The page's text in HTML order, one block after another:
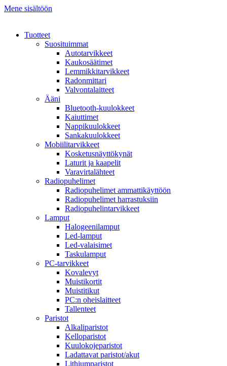
Mene sisältöön
Tuotteet
Suosituimmat
Autotarvikkeet
Kaukosäätimet
Lemmikkitarvikkeet
Radonmittari
Valvontalaitteet
Ääni
Bluetooth-kuulokkeet
Kaiuttimet
Nappikuulokkeet
Sankakuulokkeet
Mobiilitarvikkeet
Kosketusnäyttökynät
Laturit ja kaapelit
Varavirtalähteet
Radiopuhelimet
Radiopuhelimet ammattikäyttöön
Radiopuhelimet harrastuksiin
Radiopuhelintarvikkeet
Lamput
Halogeenilamput
Led-lamput
Led-valaisimet
Taskulamput
PC-tarvikkeet
Kovalevyt
Muistikortit
Muistitikut
PC:n oheislaitteet
Tallenteet
Paristot
Alkaliparistot
Kelloparistot
Kuulokojeparistot
Ladattavat paristot/akut
Lithiumparistot